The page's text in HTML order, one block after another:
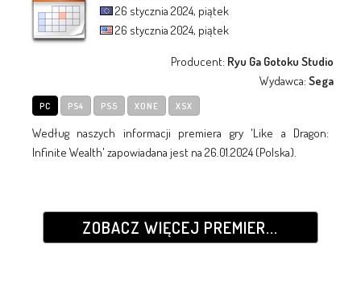
26 stycznia 2024, piątek
26 stycznia 2024, piątek
Producent: Ryu Ga Gotoku Studio
Wydawca:Sega
PC PS4 PS5 XONE XSX
Według naszych informacji premiera gry 'Like a Dragon:
Infinite Wealth' zapowiadana jest na 26.01.2024 (Polska).
ZOBACZ WIĘCEJ PREMIER...